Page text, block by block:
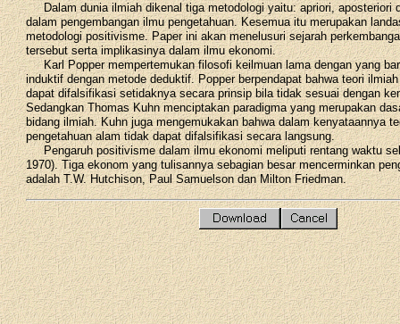
Dalam dunia ilmiah dikenal tiga metodologi yaitu: apriori, aposteriori
dalam pengembangan ilmu pengetahuan. Kesemua itu merupakan
metodologi positivisme. Paper ini akan menelusuri sejarah
tersebut serta implikasinya dalam ilmu ekonomi.
Karl Popper mempertemukan filosofi keilmuan lama dengan yang
induktif dengan metode deduktif. Popper berpendapat bahwa teori
dapat difalsifikasi setidaknya secara prinsip bila tidak sesuai dengan
Sedangkan Thomas Kuhn menciptakan paradigma yang merupakan
bidang ilmiah. Kuhn juga mengemukakan bahwa dalam kenyataannya
pengetahuan alam tidak dapat difalsifikasi secara langsung.
Pengaruh positivisme dalam ilmu ekonomi meliputi rentang waktu
1970). Tiga ekonom yang tulisannya sebagian besar mencerminkan
adalah T.W. Hutchison, Paul Samuelson dan Milton Friedman.